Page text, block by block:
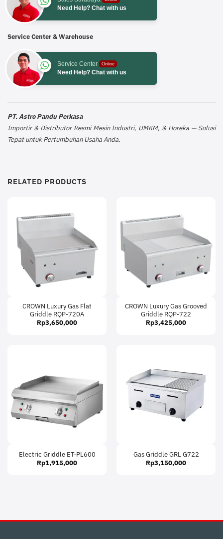
Need Help? Chat with us
Service Center & Warehouse
Service Center Online
Need Help? Chat with us
PT. Astro Pandu Perkasa
Importir & Distributor Resmi Mesin Industri, UMKM, & Horeka — Solusi
Tepat untuk Pertumbuhan Usaha Anda.
RELATED PRODUCTS
CROWN Luxury Gas Flat
Griddle RQP-720A
Rp3,650,000
CROWN Luxury Gas Grooved
Griddle RQP-722
Rp3,425,000
Electric Griddle ET-PL600
Rp1,915,000
Gas Griddle GRL G722
Rp3,150,000